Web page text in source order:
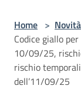
Home > Novità
Codice giallo
10/09/25,
rischio
dell’11/09/25